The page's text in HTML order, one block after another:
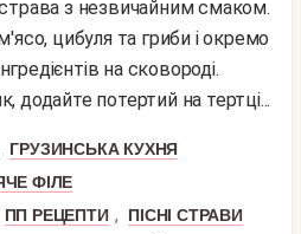
з незвичайним смаком.
цибуля та гриби і окремо
на сковороді.
додайте потертий на тертці...
ГРУЗИНСЬКА КУХНЯ
ФІЛЕ
ПП РЕЦЕПТИ ,
ПІСНІ СТРАВИ